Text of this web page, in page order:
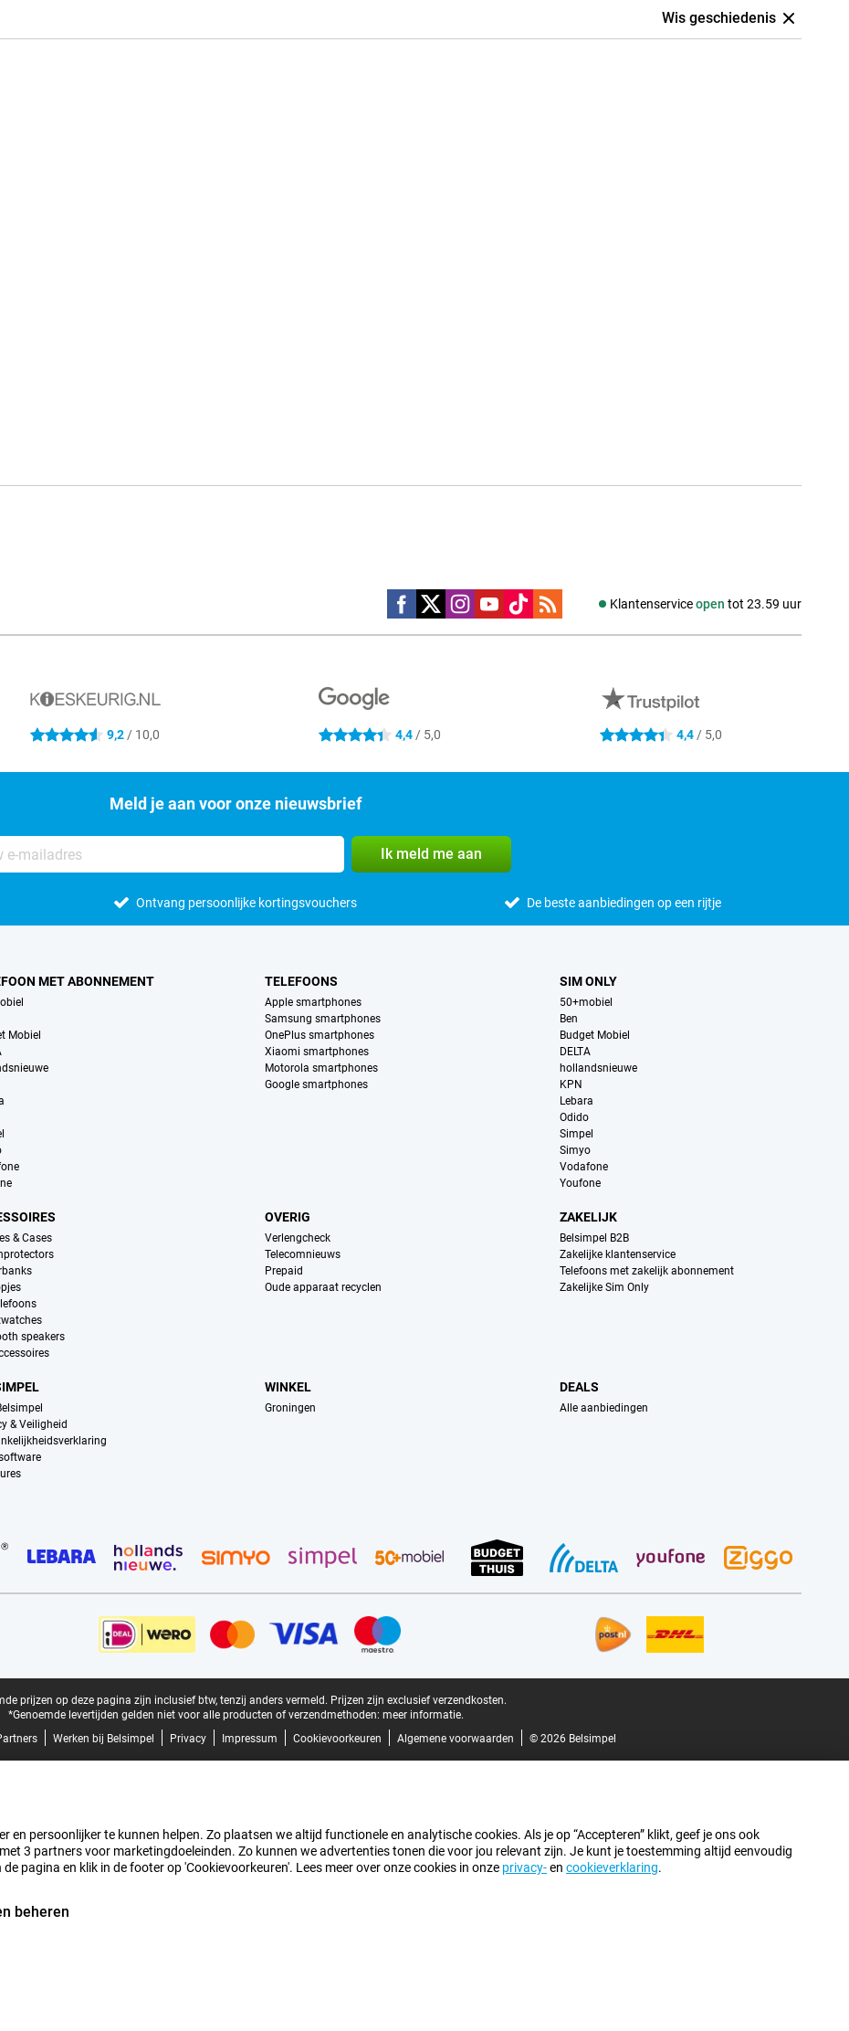
Wis geschiedenis
Klantenserviceopen tot 23.59 uur
Social media
4.6 sterren 9,2/ 10,0 4.4 sterren 4,4 / 5,0 4.4 sterren 4,4 / 5,0
Meld je aan voor onze nieuwsbrief
Ik meld me aan
Ontvang persoonlijke kortingsvouchers De beste aanbiedingen op een rijtje
MET ABONNEMENT
Mobiel
TELEFOONS
Apple smartphones
Samsung smartphones
OnePlus smartphones
Xiaomi smartphones
Motorola smartphones
Google smartphones
SIM ONLY
50+mobiel
Ben
Budget Mobiel
DELTA
hollandsnieuwe
KPN
Lebara
Odido
Simpel
Simyo
Vodafone
Youfone
& Cases
speakers
OVERIG
Verlengcheck
Telecomnieuws
Prepaid
Oude apparaat recyclen
ZAKELIJK
Belsimpel B2B
Zakelijke klantenservice
Telefoons met zakelijk abonnement
Zakelijke Sim Only
& Veiligheid
WINKEL
Groningen
DEALS
Alle aanbiedingen
prijzen op deze pagina zijn inclusief btw, tenzij anders vermeld. Prijzen zijn exclusief verzendkosten.
*Genoemde levertijden gelden niet voor alle producten of verzendmethoden: meer informatie.
Werken bij Belsimpel Privacy Impressum Cookievoorkeuren Algemene voorwaarden © 2026 Belsimpel
en persoonlijker te kunnen helpen. Zo plaatsen we altijd functionele en analytische cookies. Als je op “Accepteren” klikt, geef je ons ook
3 partners voor marketingdoeleinden. Zo kunnen we advertenties tonen die voor jou relevant zijn. Je kunt je toestemming altijd eenvoudig
pagina en klik in de footer op 'Cookievoorkeuren'. Lees meer over onze cookies in onze privacy-en cookieverklaring.
beheren